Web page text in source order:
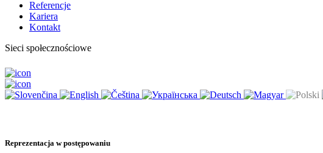
Referencje
Kariera
Kontakt
Sieci społecznościowe
Reprezentacja w postępowaniu